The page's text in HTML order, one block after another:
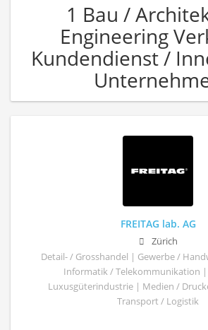
1 Bau /
Engineering
Kundendienst /
FREITAG lab. AG
Zürich
Detail- / Grosshandel | Gewerbe /
Informatik / Telekommunikation
Luxusgüterindustrie | Medien /
Transport / Logistik